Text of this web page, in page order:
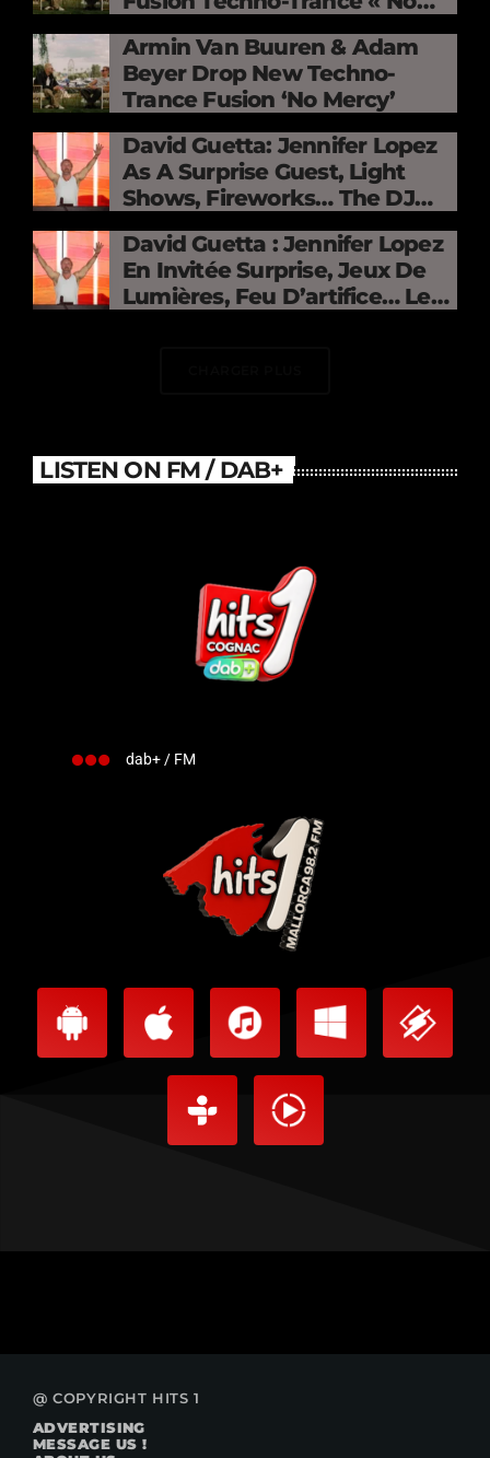
Armin Van Buuren & Adam
Beyer Drop New Techno-
Trance Fusion ‘No Mercy’
David Guetta: Jennifer Lopez
As A Surprise Guest, Light
Shows, Fireworks… The DJ
France
David Guetta : Jennifer Lopez
En Invitée Surprise, Jeux De
Lumières, Feu D’artifice… Le
LISTEN ON FM / DAB+
dab+ / FM
@ COPYRIGHT HITS 1
ADVERTISING
MESSAGE US !